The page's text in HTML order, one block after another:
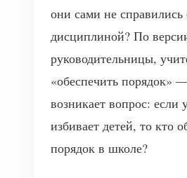
они сами не справились
дисциплиной? По
руководительницы,
«обеспечить порядок»
возникает вопрос: если
избивает детей, то кто
порядок в школе?